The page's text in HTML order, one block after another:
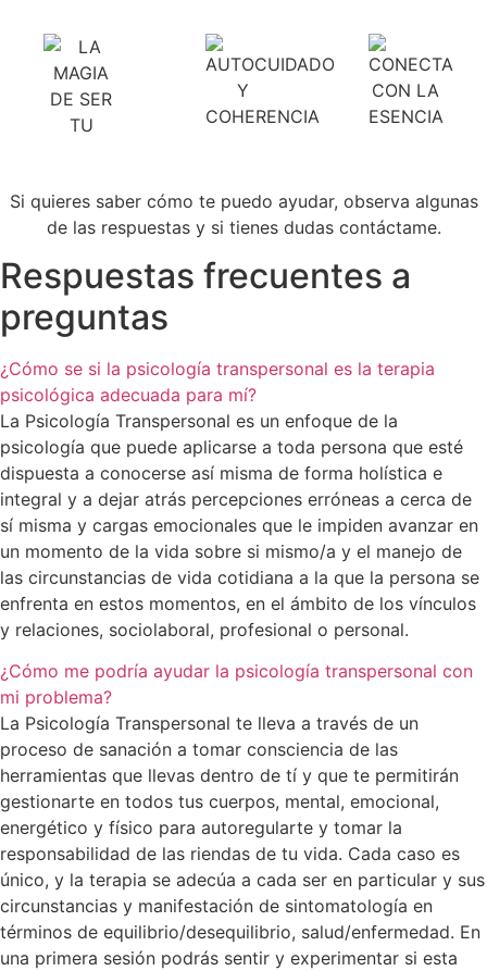
Si quieres saber cómo te puedo ayudar, observa algunas
de las respuestas y si tienes dudas contáctame.
Respuestas frecuentes a
preguntas
¿Cómo se si la psicología transpersonal es la terapia
psicológica adecuada para mí?
La Psicología Transpersonal es un enfoque de la
psicología que puede aplicarse a toda persona que esté
dispuesta a conocerse así misma de forma holística e
integral y a dejar atrás percepciones erróneas a cerca de
sí misma y cargas emocionales que le impiden avanzar en
un momento de la vida sobre si mismo/a y el manejo de
las circunstancias de vida cotidiana a la que la persona se
enfrenta en estos momentos, en el ámbito de los vínculos
y relaciones, sociolaboral, profesional o personal.
¿Cómo me podría ayudar la psicología transpersonal con
mi problema?
La Psicología Transpersonal te lleva a través de un
proceso de sanación a tomar consciencia de las
herramientas que llevas dentro de tí y que te permitirán
gestionarte en todos tus cuerpos, mental, emocional,
energético y físico para autoregularte y tomar la
responsabilidad de las riendas de tu vida. Cada caso es
único, y la terapia se adecúa a cada ser en particular y sus
circunstancias y manifestación de sintomatología en
términos de equilibrio/desequilibrio, salud/enfermedad. En
una primera sesión podrás sentir y experimentar si esta